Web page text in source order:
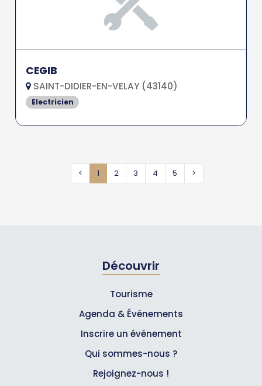
CEGIB
SAINT-DIDIER-EN-VELAY (43140)
Electricien
< 1 2 3 4 5 >
Découvrir
Tourisme
Agenda & Événements
Inscrire un événement
Qui sommes-nous ?
Rejoignez-nous !